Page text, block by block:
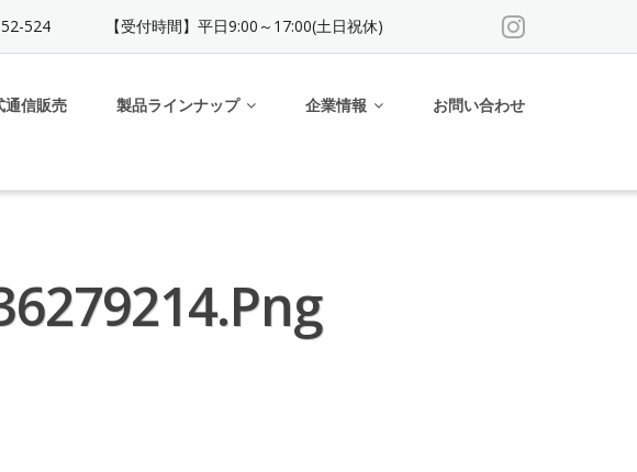
524 【受付時間】平日9:00～17:00(土日祝休)
通信販売 製品ラインナップ 企業情報 お問い合わせ